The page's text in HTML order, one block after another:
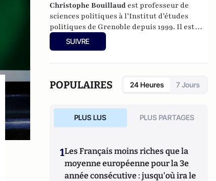
Christophe Bouillaud est professeur de
sciences politiques à l’Institut d’études
politiques de Grenoble depuis 1999. Il est
spécialiste à la fois de la vie politique
italienne, et de la vie politique européenne,
SUIVRE
POPULAIRES 24 Heures 7 Jours
PLUS LUS PLUS PARTAGES
1Les Français moins riches que la
moyenne européenne pour la 3e
année consécutive : jusqu'où ira le